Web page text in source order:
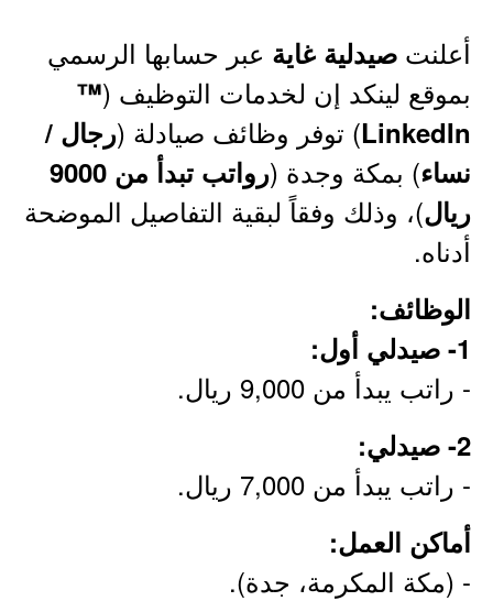
أعلنت صيدلية غاية عبر حسابها الرسمي
بموقع لينكد إن لخدمات التوظيف (™
LinkedIn) توفر وظائف صيادلة (رجال /
نساء) بمكة وجدة (
رواتب تبدأ من 9000
ريال)، وذلك وفقاً لبقية التفاصيل الموضحة
أدناه.
الوظائف:
1- صيدلي أول:
- راتب يبدأ من 9,000 ريال.
2- صيدلي:
- راتب يبدأ من 7,000 ريال.
أماكن العمل:
- (مكة المكرمة، جدة).